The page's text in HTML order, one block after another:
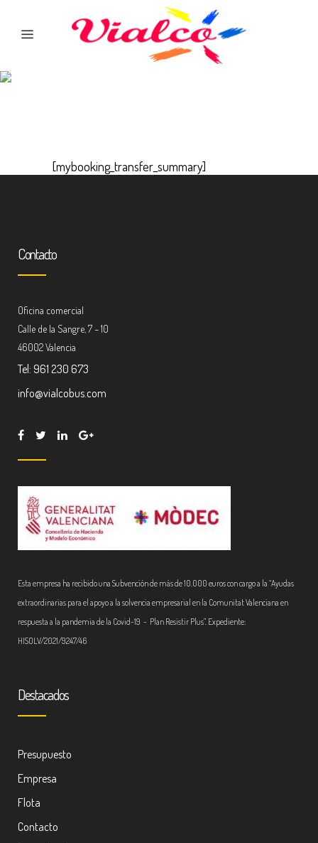
[mybooking_transfer_summary]
Contacto
Oficina comercial
Calle de la Sangre, 7 – 10
46002 Valencia
Tel: 961 230 673
info@vialcobus.com
Esta empresa ha recibido una Subvención de más de 10.000 euros con cargo a la “Ayudas
extraordinarias para el apoyo a la solvencia empresarial en la Comunitat Valenciana en
respuesta a la pandemia de la Covid-19 - Plan Resistir Plus”. Expediente:
HISOLV/2021/9247/46
Destacados
Presupuesto
Empresa
Flota
Contacto